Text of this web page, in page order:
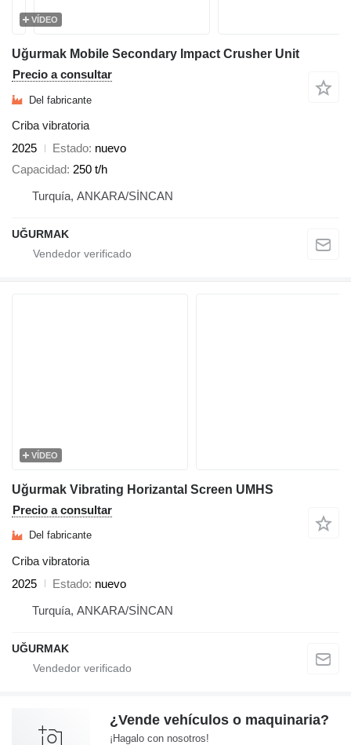
VÍDEO
Uğurmak Mobile Secondary Impact Crusher Unit
Precio a consultar
Del fabricante
Criba vibratoria
2025
Estado nuevo
Capacidad 250 t/h
Turquía, ANKARA/SİNCAN
UĞURMAK
VÍDEO
Uğurmak Vibrating Horizantal Screen UMHS
Precio a consultar
Del fabricante
Criba vibratoria
2025
Estado nuevo
Turquía, ANKARA/SİNCAN
UĞURMAK
¿Vende vehículos o maquinaria?
¡Hagalo con nosotros!